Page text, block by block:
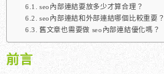
seo內部連結要放多少才算合理？
seo內部連結和外部連結哪個比較重要？
舊文章也需要做 seo內部連結優化嗎？
前言